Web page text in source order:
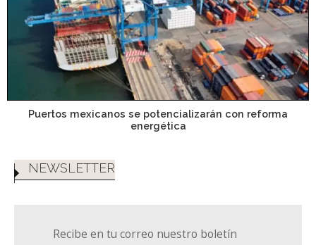
Puertos mexicanos se potencializarán con reforma
energética
NEWSLETTER
Recibe en tu correo nuestro boletín